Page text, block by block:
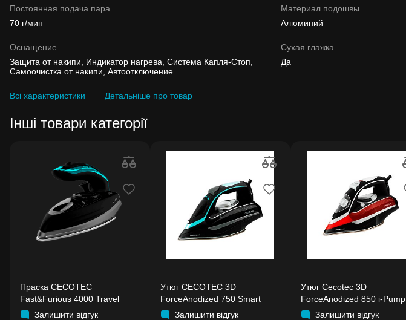
Постоянная подача пара
70 г/мин
Материал подошвы
Алюминий
Оснащение
Защита от накипи, Индикатор нагрева, Система Капля-Стоп,
Самоочистка от накипи, Автоотключение
Сухая глажка
Да
Всі характеристики Детальніше про товар
Інші товари категорії
Праска CECOTEC
Fast&Furious 4000 Travel
Залишити відгук
Утюг CECOTEC 3D
ForceAnodized 750 Smart
Залишити відгук
Утюг Cecotec 3D
ForceAnodized 850 i-Pump
Залишити відгук